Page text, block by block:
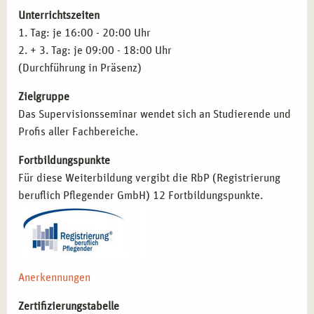
Sozialarbeiter*innen und Berater*innen
mit systematischen Reflexionsmethoden bereichern
wollen.
gezielt für die Weiterentwicklung von Teams einsetzen
möchten.
Praxis durch strukturierte Reflexion optimieren wollen.
Psychotherapeut*innen und Fachkräfte aus dem
Gesundheitsbereich, die Supervision als Teil ihrer
professionellen Tätigkeit integrieren möchten.
Studierende und Berufseinsteiger*innen
den Grundlagen und Möglichkeiten der Supervision
BERUFLICHE MÖGLICHKEITEN NACH DEM
Unterrichtszeiten
1. Tag: je 16:00 - 20:00 Uhr
2. + 3. Tag: je 09:00 - 18:00 Uhr
(Durchführung in Präsenz)
Zielgruppe
Das Supervisionsseminar wendet sich an Studierende und
Profis aller Fachbereiche.
Fortbildungspunkte
Für diese Weiterbildung vergibt die RbP (Registrierung
beruflich Pflegender GmbH) 12 Fortbildungspunkte.
Anerkennungen
Zertifizierungstabelle